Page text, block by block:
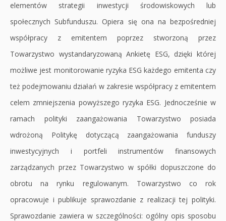
elementów strategii inwestycji środowiskowych lub
społecznych Subfunduszu. Opiera się ona na bezpośredniej
współpracy z emitentem poprzez stworzoną przez
Towarzystwo wystandaryzowaną Ankietę ESG, dzięki której
możliwe jest monitorowanie ryzyka ESG każdego emitenta czy
też podejmowaniu działań w zakresie współpracy z emitentem
celem zmniejszenia powyższego ryzyka ESG. Jednocześnie w
ramach polityki zaangażowania Towarzystwo posiada
wdrożoną Politykę dotyczącą zaangażowania funduszy
inwestycyjnych i portfeli instrumentów finansowych
zarządzanych przez Towarzystwo w spółki dopuszczone do
obrotu na rynku regulowanym. Towarzystwo co rok
opracowuje i publikuje sprawozdanie z realizacji tej polityki.
Sprawozdanie zawiera w szczególności: ogólny opis sposobu